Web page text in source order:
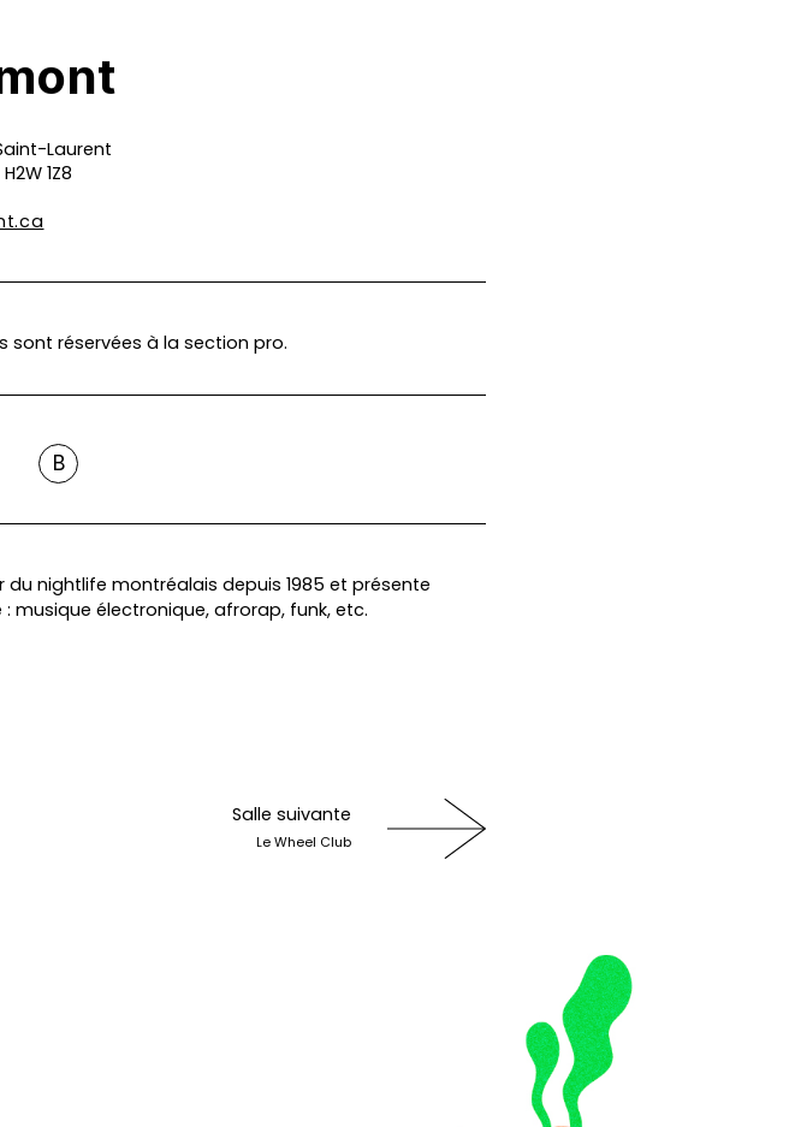
Laurent
1Z8
sont réservées à la section pro.
B
nightlife montréalais depuis 1985 et présente
musique électronique, afrorap, funk, etc.
Salle suivante
Le Wheel Club